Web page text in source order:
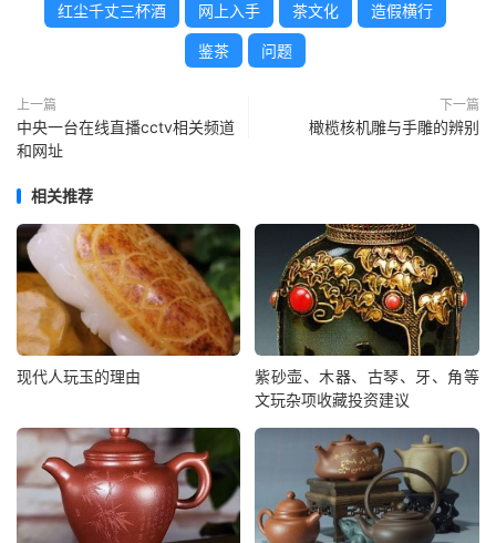
红尘千丈三杯酒 网上入手 茶文化 造假横行
鉴茶 问题
上一篇
中央一台在线直播cctv相关频道
和网址
下一篇
橄榄核机雕与手雕的辨别
相关推荐
现代人玩玉的理由
紫砂壶、木器、古琴、牙、角等
文玩杂项收藏投资建议